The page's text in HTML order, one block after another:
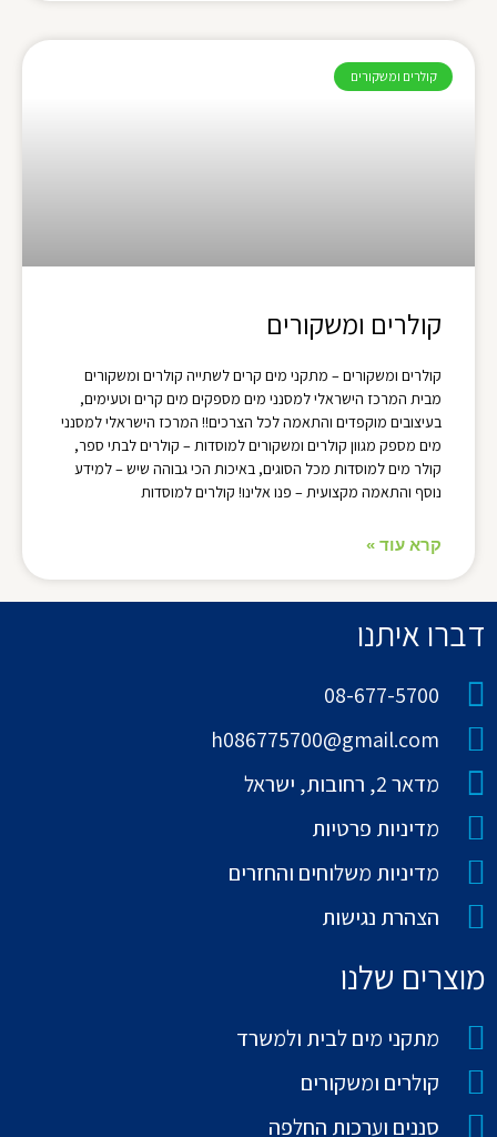
קולרים ומשקורים
קולרים ומשקורים
קולרים ומשקורים – מתקני מים קרים לשתייה קולרים ומשקורים
מבית המרכז הישראלי למסנני מים מספקים מים קרים וטעימים,
בעיצובים מוקפדים והתאמה לכל הצרכים!! המרכז הישראלי למסנני
מים מספק מגוון קולרים ומשקורים למוסדות – קולרים לבתי ספר,
קולר מים למוסדות מכל הסוגים, באיכות הכי גבוהה שיש – למידע
נוסף והתאמה מקצועית – פנו אלינו! קולרים למוסדות
קרא עוד »
דברו איתנו
08-677-5700
h086775700@gmail.com
מדאר 2, רחובות, ישראל
מדיניות פרטיות
מדיניות משלוחים והחזרים
הצהרת נגישות
מוצרים שלנו
מתקני מים לבית ולמשרד
קולרים ומשקורים
סננים וערכות החלפה